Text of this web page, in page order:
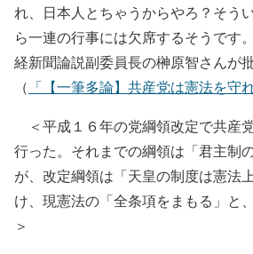
れ、日本人とちゃうからやろ？そう
ら一連の行事には欠席するそうです
経新聞論説副委員長の榊原智さんが
（ 「【一筆多論】共産党は憲法を守れ
＜平成１６年の党綱領改定で共産
行った。それまでの綱領は「君主制
が、改定綱領は「天皇の制度は憲法
け、現憲法の「全条項をまもる」と
＞